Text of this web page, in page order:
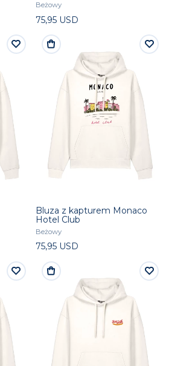
Beżowy
75,95 USD
Bluza z kapturem Monaco
Hotel Club
Beżowy
75,95 USD